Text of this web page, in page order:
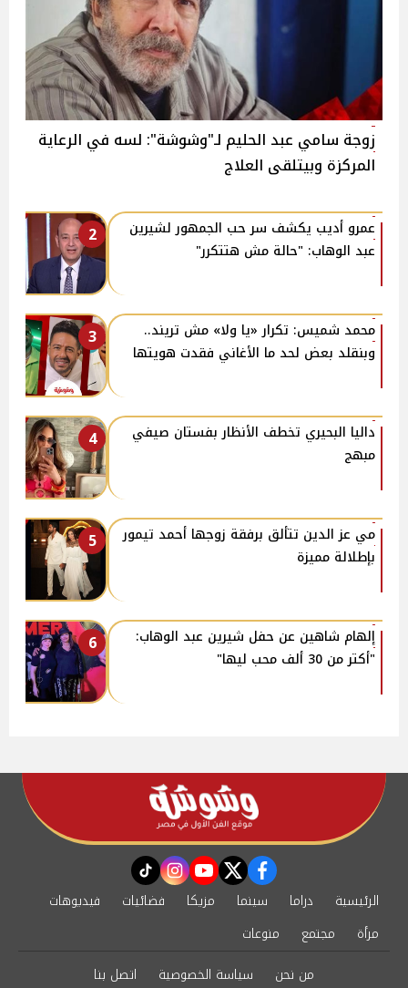
زوجة سامي عبد الحليم لـ"وشوشة": لسه في الرعاية
المركزة وبيتلقى العلاج
2
عمرو أديب يكشف سر حب الجمهور لشيرين
عبد الوهاب: "حالة مش هتتكرر"
3
محمد شميس: تكرار «يا ولا» مش تريند..
وبنقلد بعض لحد ما الأغاني فقدت هويتها
4
داليا البحيري تخطف الأنظار بفستان صيفي
مبهج
5
مي عز الدين تتألق برفقة زوجها أحمد تيمور
بإطلالة مميزة
6
إلهام شاهين عن حفل شيرين عبد الوهاب:
"أكتر من 30 ألف محب ليها"
facebook
twitter
youtube
instagram
tiktok
الرئيسية دراما سينما مزيكا فضائيات
فيديوهات
مرأة
مجتمع
منوعات
من نحن
سياسة الخصوصية اتصل بنا